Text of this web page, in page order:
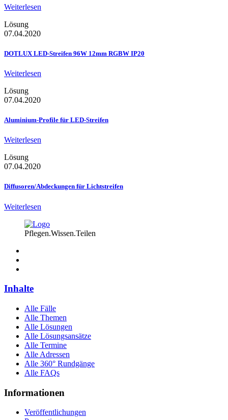
Weiterlesen
Lösung
07.04.2020
DOTLUX LED-Streifen 96W 12mm RGBW IP20
Weiterlesen
Lösung
07.04.2020
Aluminium-Profile für LED-Streifen
Weiterlesen
Lösung
07.04.2020
Diffusoren/Abdeckungen für Lichtstreifen
Weiterlesen
Pflegen.Wissen.Teilen
Inhalte
Alle Fälle
Alle Themen
Alle Lösungen
Alle Lösungsansätze
Alle Termine
Alle Adressen
Alle 360° Rundgänge
Alle FAQs
Informationen
Veröffentlichungen